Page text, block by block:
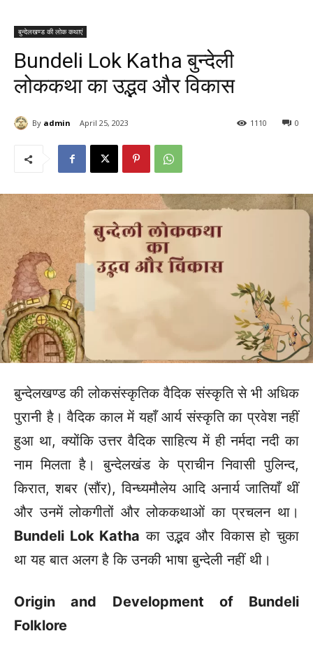
बुन्देलखण्ड की लोक कथाएं
Bundeli Lok Katha बुन्देली
लोककथा का उद्भव और विकास
By admin April 25, 2023 0
1110
बुन्देलखण्ड की लोकसंस्कृतिक वैदिक संस्कृति से भी अधिक
पुरानी है। वैदिक काल में यहाँ आर्य संस्कृति का प्रवेश नहीं
हुआ था, क्योंकि उत्तर वैदिक साहित्य में ही नर्मदा नदी का
नाम मिलता है। बुन्देलखंड के प्राचीन निवासी पुलिन्द,
किरात, शबर (सौंर), विन्ध्यमौलेय आदि अनार्य जातियाँ थीं
और उनमें लोकगीतों और लोककथाओं का प्रचलन था।
Bundeli Lok Katha का उद्भव और विकास हो चुका
था यह बात अलग है कि उनकी भाषा बुन्देली नहीं थी।
Origin and Development of Bundeli
Folklore